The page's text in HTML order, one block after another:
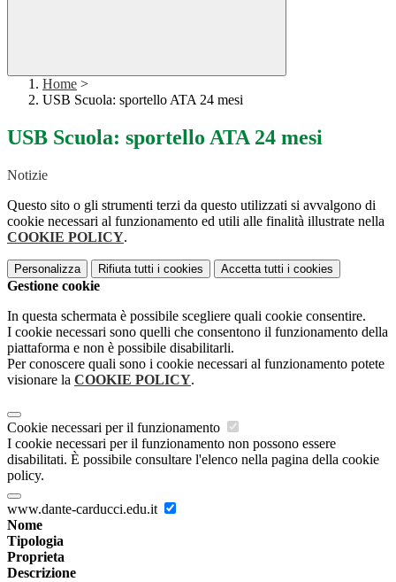
Home >
USB Scuola: sportello ATA 24 mesi
USB Scuola: sportello ATA 24 mesi
Notizie
Questo sito o gli strumenti terzi da questo utilizzati si avvalgono di
cookie necessari al funzionamento ed utili alle finalità illustrate nella
COOKIE POLICY.
Personalizza Rifiuta tutti i cookies Accetta tutti i cookies
Gestione cookie
In questa schermata è possibile scegliere quali cookie consentire.
I cookie necessari sono quelli che consentono il funzionamento della
piattaforma e non è possibile disabilitarli.
Per conoscere quali sono i cookie necessari al funzionamento potete
visionare la COOKIE POLICY.
Cookie necessari per il funzionamento
I cookie necessari per il funzionamento non possono essere
disabilitati. È possibile consultare l'elenco nella pagina della cookie
policy.
www.dante-carducci.edu.it
Nome
Tipologia
Proprieta
Descrizione